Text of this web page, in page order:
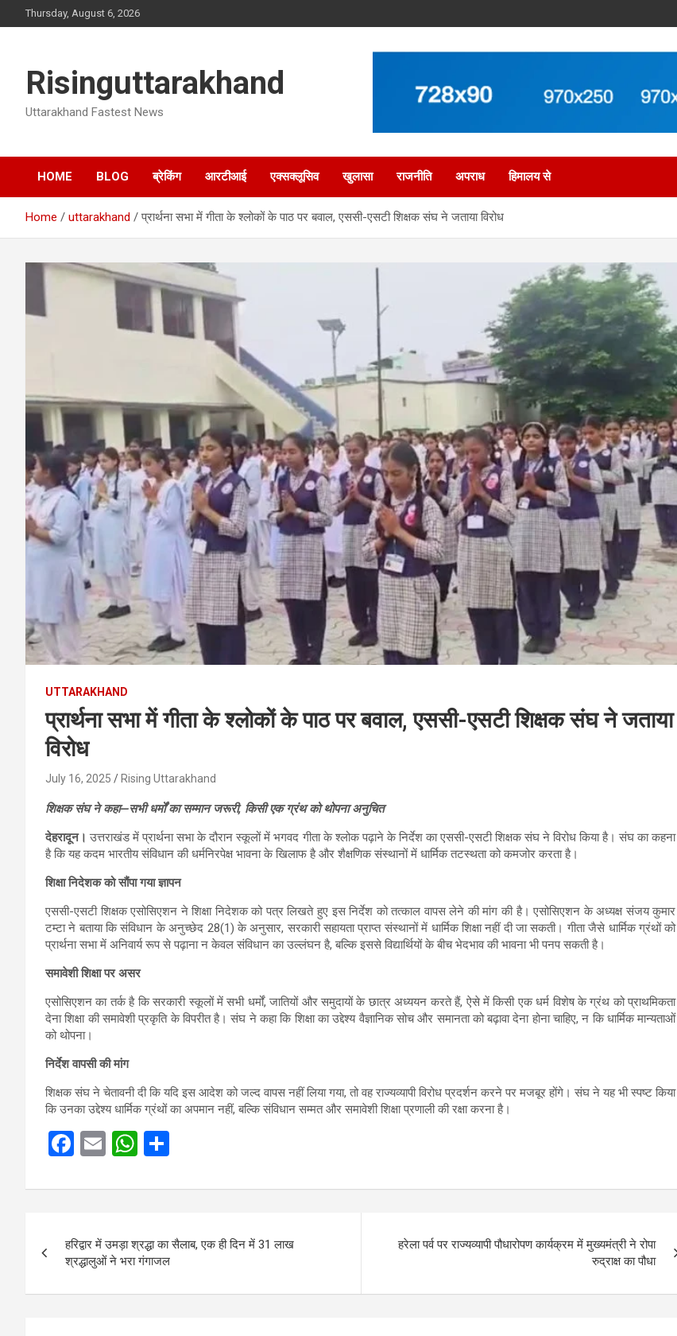
to
Thursday, August 6, 2026
Risinguttarakhand
Uttarakhand Fastest News
HOME BLOG ब्रेकिंग आरटीआई एक्सक्लूसिव खुलासा राजनीति अपराध हिमालय से
Home uttarakhand प्रार्थना सभा में गीता के श्लोकों के पाठ पर बवाल, एससी-एसटी शिक्षक संघ ने जताया विरोध
UTTARAKHAND
प्रार्थना सभा में गीता के श्लोकों के पाठ पर बवाल, एससी-एसटी शिक्षक संघ ने जताया
विरोध
July 16, 2025 Rising Uttarakhand
शिक्षक संघ ने कहा—सभी धर्मों का सम्मान जरूरी, किसी एक ग्रंथ को थोपना अनुचित
देहरादून। उत्तराखंड में प्रार्थना सभा के दौरान स्कूलों में भगवद गीता के श्लोक पढ़ाने के निर्देश का एससी-एसटी शिक्षक संघ ने विरोध किया है। संघ का कहना
है कि यह कदम भारतीय संविधान की धर्मनिरपेक्ष भावना के खिलाफ है और शैक्षणिक संस्थानों में धार्मिक तटस्थता को कमजोर करता है।
शिक्षा निदेशक को सौंपा गया ज्ञापन
एससी-एसटी शिक्षक एसोसिएशन ने शिक्षा निदेशक को पत्र लिखते हुए इस निर्देश को तत्काल वापस लेने की मांग की है। एसोसिएशन के अध्यक्ष संजय कुमार
टम्टा ने बताया कि संविधान के अनुच्छेद 28(1) के अनुसार, सरकारी सहायता प्राप्त संस्थानों में धार्मिक शिक्षा नहीं दी जा सकती। गीता जैसे धार्मिक ग्रंथों को
प्रार्थना सभा में अनिवार्य रूप से पढ़ाना न केवल संविधान का उल्लंघन है, बल्कि इससे विद्यार्थियों के बीच भेदभाव की भावना भी पनप सकती है।
समावेशी शिक्षा पर असर
एसोसिएशन का तर्क है कि सरकारी स्कूलों में सभी धर्मों, जातियों और समुदायों के छात्र अध्ययन करते हैं, ऐसे में किसी एक धर्म विशेष के ग्रंथ को प्राथमिकता
देना शिक्षा की समावेशी प्रकृति के विपरीत है। संघ ने कहा कि शिक्षा का उद्देश्य वैज्ञानिक सोच और समानता को बढ़ावा देना होना चाहिए, न कि धार्मिक मान्यताओं
को थोपना।
निर्देश वापसी की मांग
शिक्षक संघ ने चेतावनी दी कि यदि इस आदेश को जल्द वापस नहीं लिया गया, तो वह राज्यव्यापी विरोध प्रदर्शन करने पर मजबूर होंगे। संघ ने यह भी स्पष्ट किया
कि उनका उद्देश्य धार्मिक ग्रंथों का अपमान नहीं, बल्कि संविधान सम्मत और समावेशी शिक्षा प्रणाली की रक्षा करना है।
F
ce
o
o
k
E
ail
W
at
A
p
p
ar
navigation
हरिद्वार में उमड़ा श्रद्धा का सैलाब, एक ही दिन में 31 लाख
श्रद्धालुओं ने भरा गंगाजल
हरेला पर्व पर राज्यव्यापी पौधारोपण कार्यक्रम में मुख्यमंत्री ने रोपा
रुद्राक्ष का पौधा